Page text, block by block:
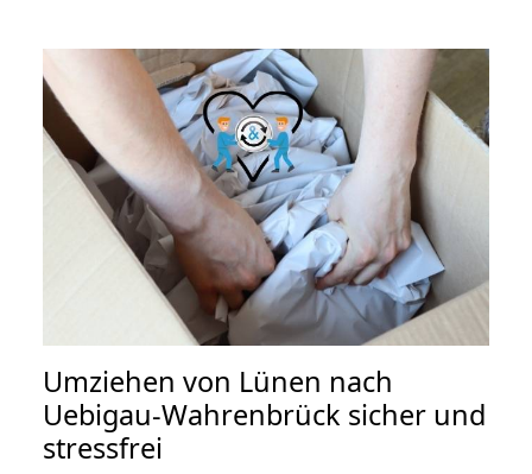
Umziehen von Lünen nach
Uebigau-Wahrenbrück sicher und
stressfrei